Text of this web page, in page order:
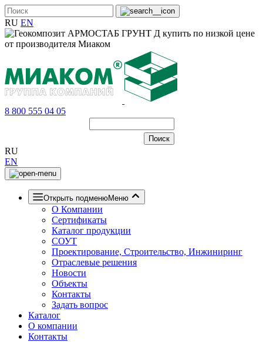
RU EN
8 800 555 04 05
RU
EN
Открыть подменюМеню
О Компании
Сертификаты
Каталог продукции
СОУТ
Проектирование, Строительство, Инжиниринг
Отраслевые решения
Новости
Объекты
Контакты
Задать вопрос
Каталог
О компании
Контакты